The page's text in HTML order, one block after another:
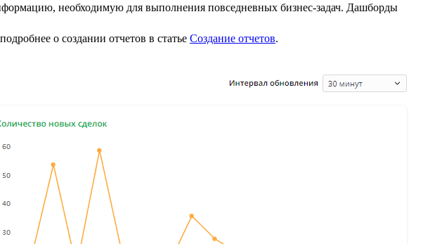
необходимую для выполнения повседневных бизнес-задач. Дашборды
о создании отчетов в статье Создание отчетов.